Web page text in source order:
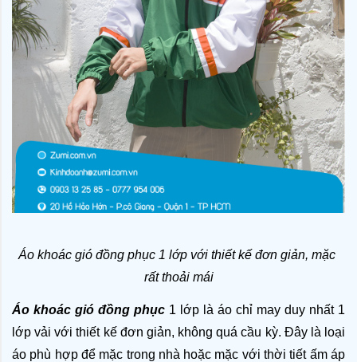
Áo khoác gió đồng phục 1 lớp với thiết kế đơn giản, mặc
rất thoải mái
Áo khoác gió đồng phục 1 lớp là áo chỉ may duy nhất 1
lớp vải với thiết kế đơn giản, không quá cầu kỳ. Đây là loại
áo phù hợp để mặc trong nhà hoặc mặc với thời tiết ấm áp